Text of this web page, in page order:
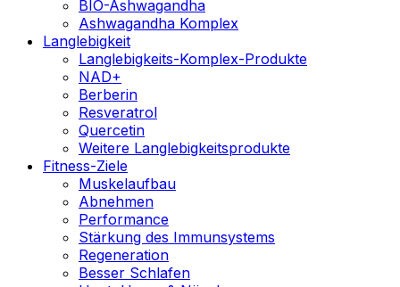
BIO-Ashwagandha
Ashwagandha Komplex
Langlebigkeit
Langlebigkeits-Komplex-Produkte
NAD+
Berberin
Resveratrol
Quercetin
Weitere Langlebigkeitsprodukte
Fitness-Ziele
Muskelaufbau
Abnehmen
Performance
Stärkung des Immunsystems
Regeneration
Besser Schlafen